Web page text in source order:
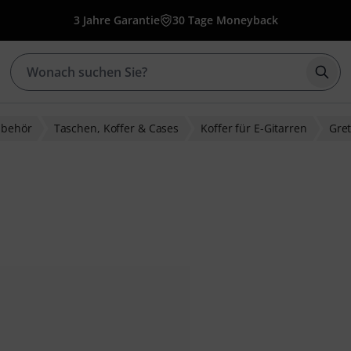
3 Jahre Garantie 30 Tage Moneyback
Taschen, Koffer & Cases Koffer für E-Gitarren